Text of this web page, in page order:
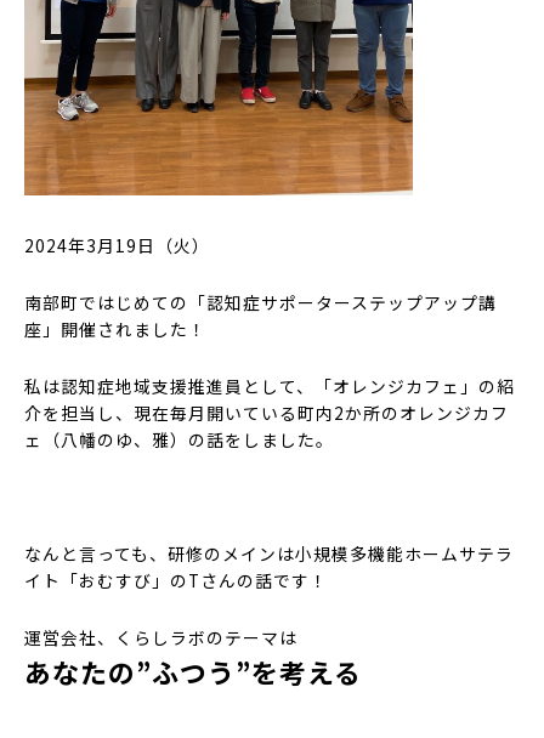
2024年3月19日（火）
南部町ではじめての「認知症サポーターステップアップ講
座」開催されました！
私は認知症地域支援推進員として、「オレンジカフェ」の紹
介を担当し、現在毎月開いている町内2か所のオレンジカフ
ェ（八幡のゆ、雅）の話をしました。
なんと言っても、研修のメインは小規模多機能ホームサテラ
イト「おむすび」のTさんの話です！
運営会社、くらしラボのテーマは
あなたの”ふつう”を考える